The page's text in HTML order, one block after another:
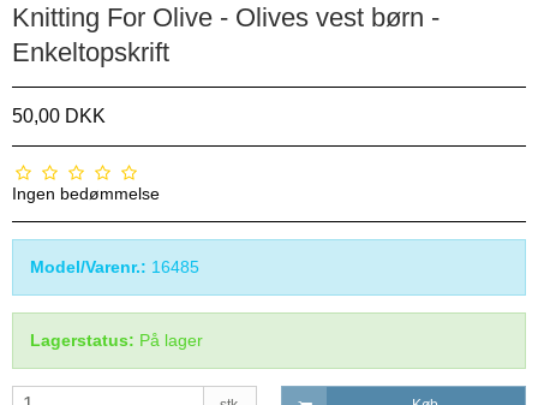
Knitting For Olive - Olives vest børn -
Enkeltopskrift
50,00 DKK
Ingen bedømmelse
Model/Varenr.: 16485
Lagerstatus: På lager